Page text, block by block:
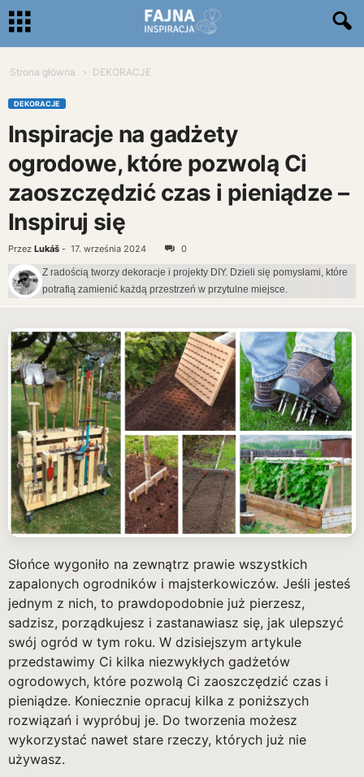
Strona główna DEKORACJE
DEKORACJE
Inspiracje na gadżety
ogrodowe, które pozwolą Ci
zaoszczędzić czas i pieniądze –
Inspiruj się
Przez Lukáš - 17. września 2024 0
Z radością tworzy dekoracje i projekty DIY. Dzieli się pomysłami, które
potrafią zamienić każdą przestrzeń w przytulne miejsce.
Słońce wygoniło na zewnątrz prawie wszystkich
zapalonych ogrodników i majsterkowiczów. Jeśli jesteś
jednym z nich, to prawdopodobnie już pierzesz,
sadzisz, porządkujesz i zastanawiasz się, jak ulepszyć
swój ogród w tym roku. W dzisiejszym artykule
przedstawimy Ci kilka niezwykłych gadżetów
ogrodowych, które pozwolą Ci zaoszczędzić czas i
pieniądze. Koniecznie opracuj kilka z poniższych
rozwiązań i wypróbuj je. Do tworzenia możesz
wykorzystać nawet stare rzeczy, których już nie
używasz.